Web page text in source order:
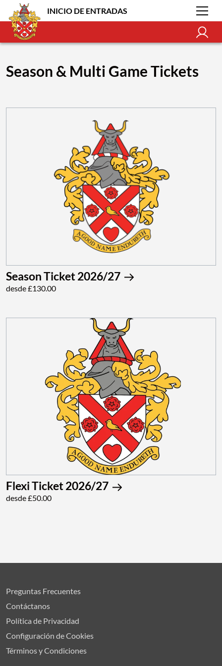
INICIO DE ENTRADAS
Season & Multi Game Tickets
Season Ticket 2026/27
desde £130.00
Flexi Ticket 2026/27
desde £50.00
Preguntas Frecuentes
Contáctanos
Política de Privacidad
Configuración de Cookies
Términos y Condiciones